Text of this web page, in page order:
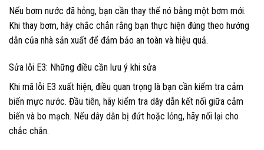
Nếu bơm nước đã hỏng, bạn cần thay thế nó bằng một bơm mới.
Khi thay bơm, hãy chắc chắn rằng bạn thực hiện đúng theo hướng
dẫn của nhà sản xuất để đảm bảo an toàn và hiệu quả.
Sửa lỗi E3: Những điều cần lưu ý khi sửa
Khi mã lỗi E3 xuất hiện, điều quan trọng là bạn cần kiểm tra cảm
biến mực nước. Đầu tiên, hãy kiểm tra dây dẫn kết nối giữa cảm
biến và bo mạch. Nếu dây dẫn bị đứt hoặc lỏng, hãy nối lại cho
chắc chắn.